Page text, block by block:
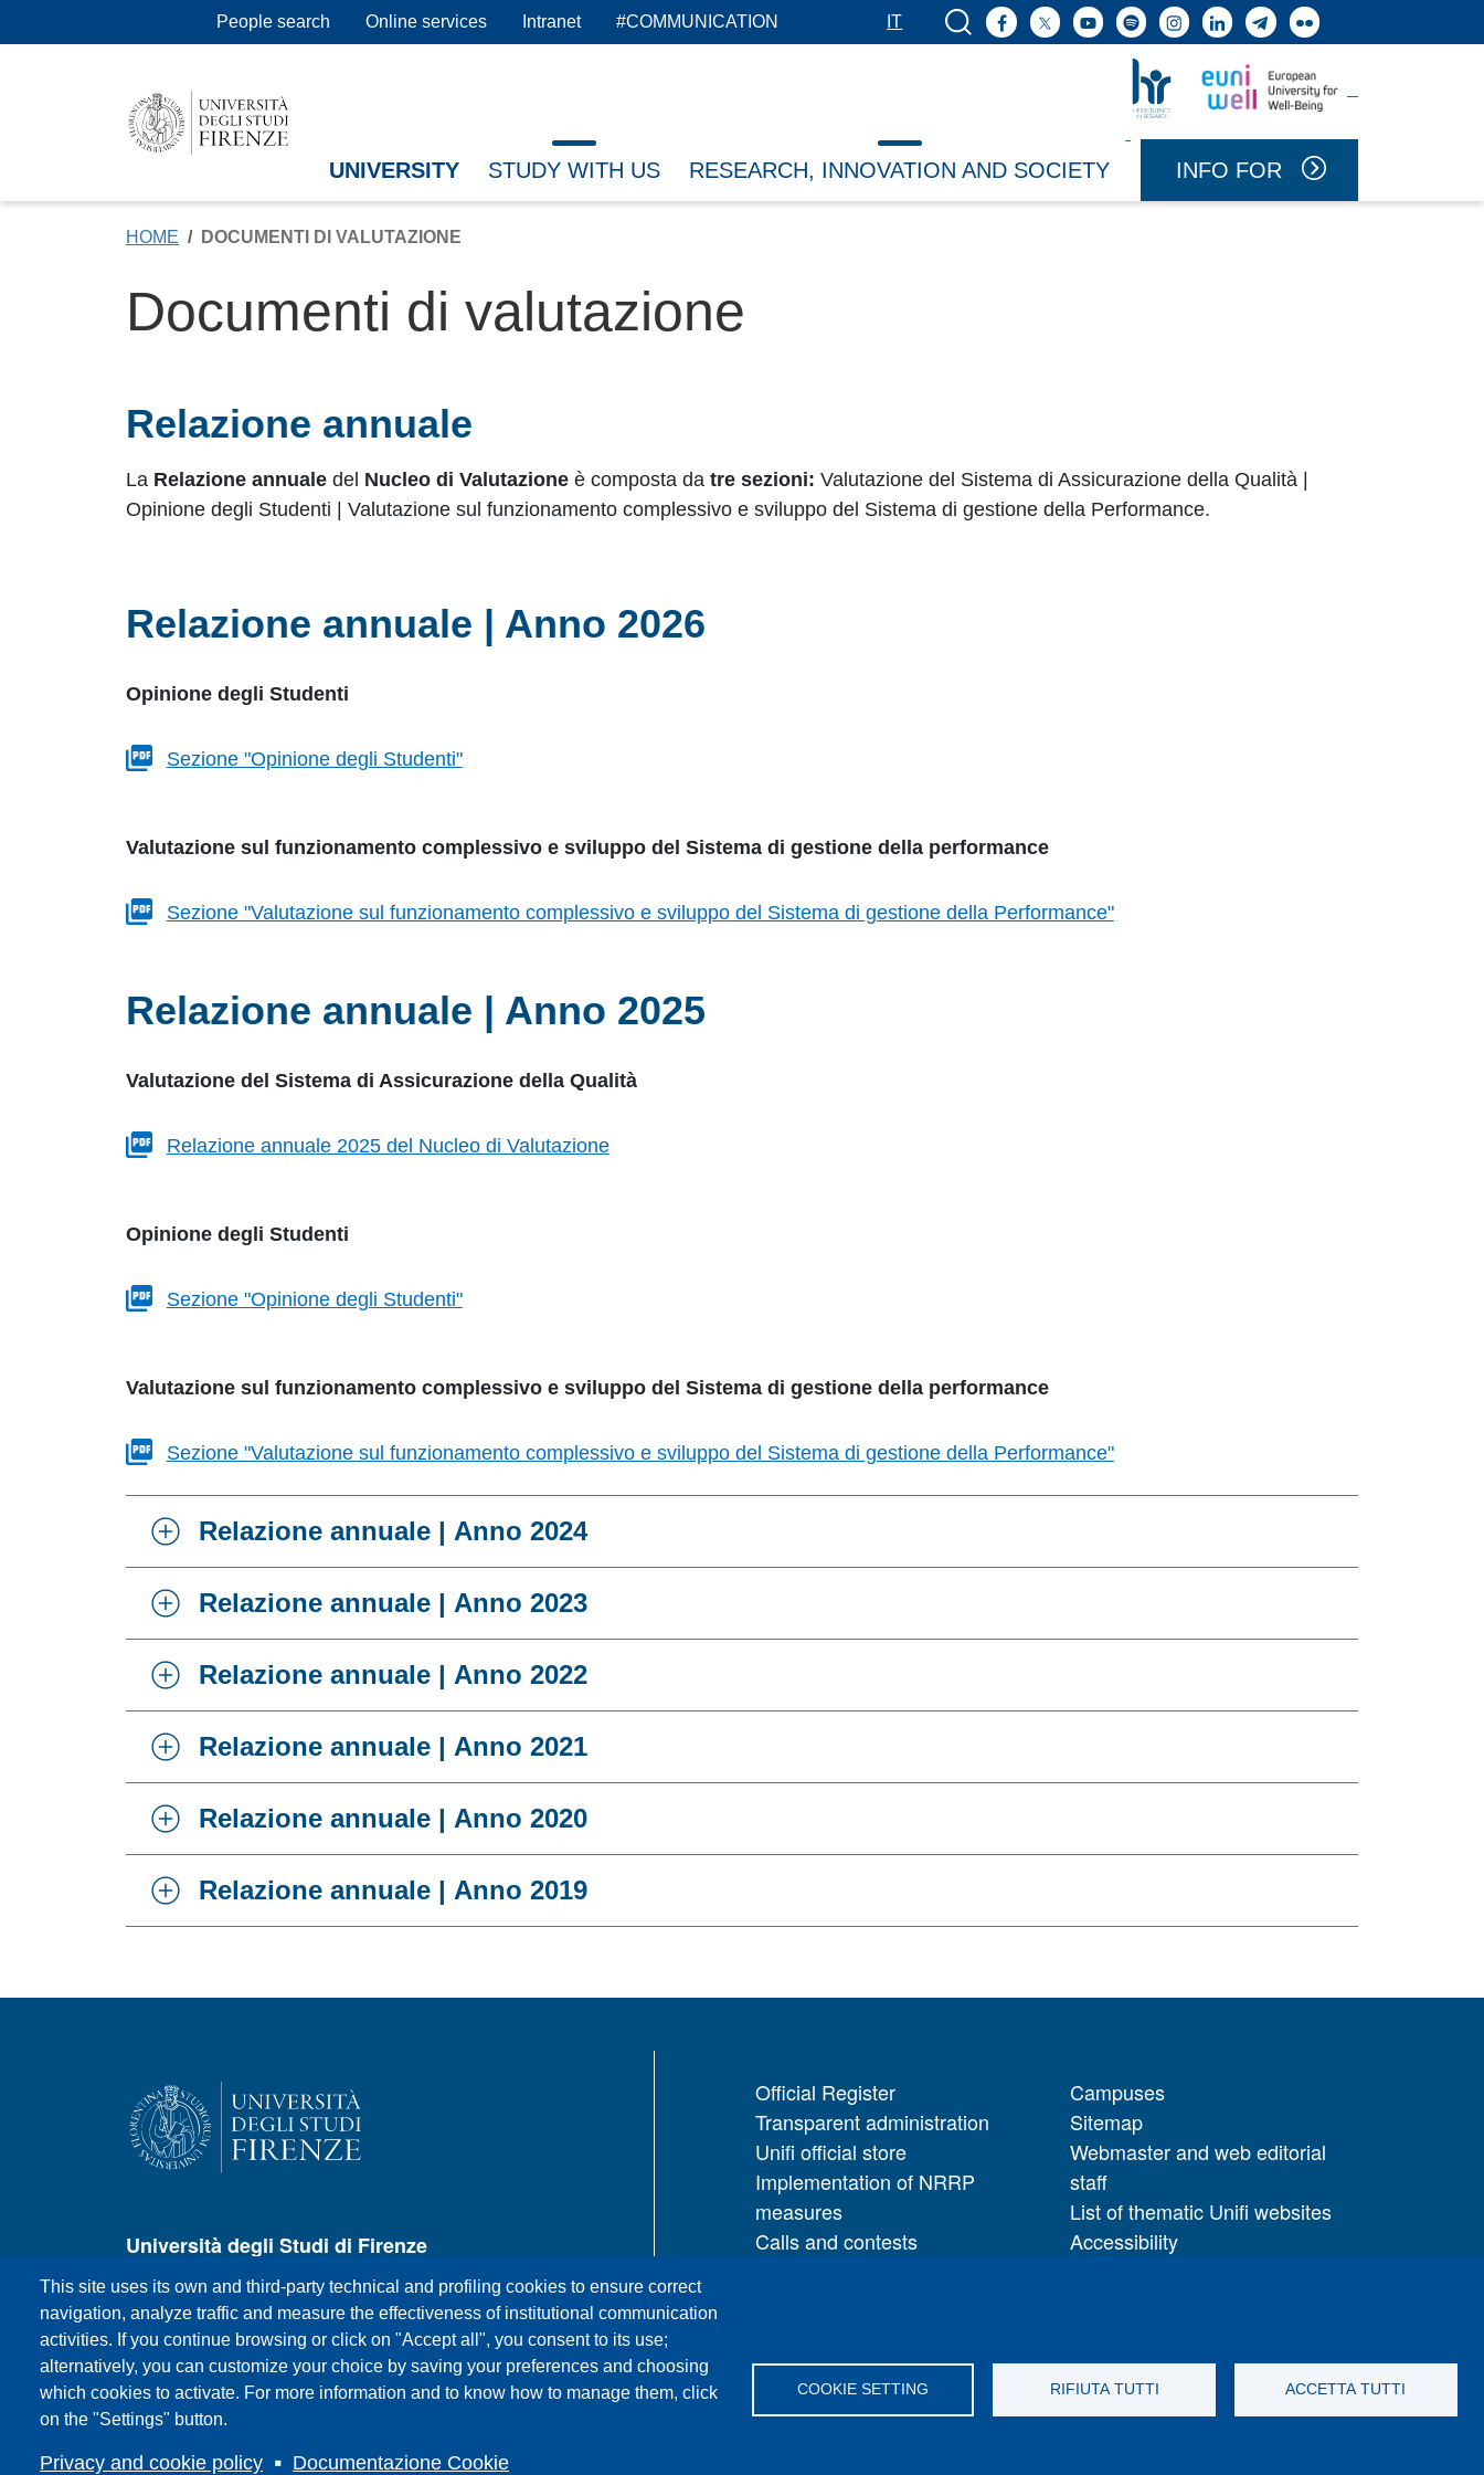
People search Online services Intranet #COMMUNICATION IT Search button
Facebook
X YouTube
SpotifyInstagram
LinkedInTelegram
Flickr
UNIVERSITY STUDY WITH US RESEARCH, INNOVATION AND SOCIETY INFO FOR
HOME DOCUMENTI DI VALUTAZIONE
Documenti di valutazione
Relazione annuale
La Relazione annuale del Nucleo di Valutazione è composta da tre sezioni: Valutazione del Sistema di Assicurazione della Qualità |
Opinione degli Studenti | Valutazione sul funzionamento complessivo e sviluppo del Sistema di gestione della Performance.
Relazione annuale | Anno 2026
Opinione degli Studenti
Sezione "Opinione degli Studenti"
Valutazione sul funzionamento complessivo e sviluppo del Sistema di gestione della performance
Sezione "Valutazione sul funzionamento complessivo e sviluppo del Sistema di gestione della Performance"
Relazione annuale | Anno 2025
Valutazione del Sistema di Assicurazione della Qualità
Relazione annuale 2025 del Nucleo di Valutazione
Opinione degli Studenti
Sezione "Opinione degli Studenti"
Valutazione sul funzionamento complessivo e sviluppo del Sistema di gestione della performance
Sezione "Valutazione sul funzionamento complessivo e sviluppo del Sistema di gestione della Performance"
Relazione annuale | Anno 2024
Relazione annuale | Anno 2023
Relazione annuale | Anno 2022
Relazione annuale | Anno 2021
Relazione annuale | Anno 2020
Relazione annuale | Anno 2019
This site uses its own and third-party technical and profiling cookies to ensure correct
navigation, analyze traffic and measure the effectiveness of institutional communication
activities. If you continue browsing or click on "Accept all", you consent to its use;
alternatively, you can customize your choice by saving your preferences and choosing
which cookies to activate. For more information and to know how to manage them, click
on the "Settings" button.
Privacy and cookie policy Documentazione Cookie
COOKIE SETTING RIFIUTA TUTTI ACCETTA TUTTI
Università degli Studi di Firenze
P.zza S.Marco, 4 - 50121 Firenze
Centralino +39 055 27571
E-mail:urp@unifi.it
Posta certificata:ateneo@pec.unifi.it
P.IVA/Cod.Fis. 01279680480
Official Register
Transparent administration
Unifi official store
Implementation of NRRP
measures
Calls and contests
PRO | Public Relations Office
Campuses
Sitemap
Webmaster and web editorial
staff
List of thematic Unifi websites
Accessibility